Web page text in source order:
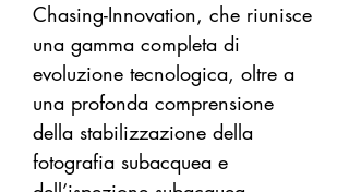
Chasing-Innovation, che riunisce
una gamma completa di
evoluzione tecnologica, oltre a
una profonda comprensione
della stabilizzazione della
fotografia subacquea e